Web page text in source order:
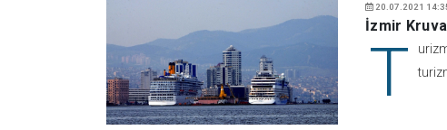
20.07.2021
İzmir
T